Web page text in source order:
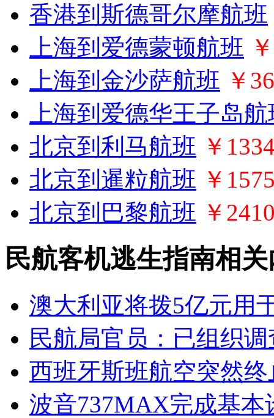
香港到斯德哥尔摩航班
上海到爱德蒙顿航班
上海到金沙萨航班 ￥
上海到爱德华王子岛
北京到利马航班 ￥
北京到暹粒航班 ￥
北京到巴黎航班 ￥
民航客机逃生指南相
澳大利亚将拨5亿元用
民航局官员：已组织
西班牙斯班航空突然
波音737MAX完成基本